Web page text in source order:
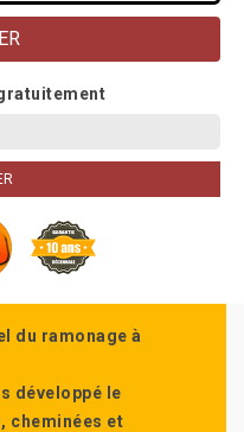
du ramonage à
développé le
cheminées et